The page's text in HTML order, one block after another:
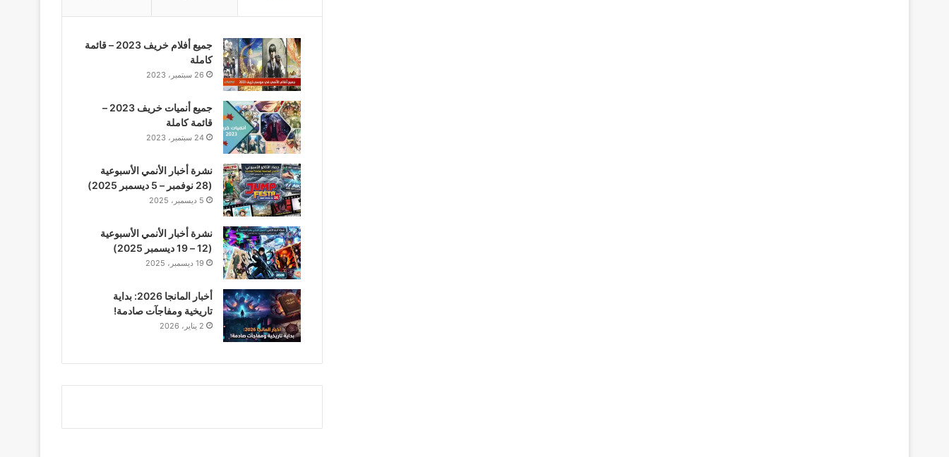
جميع أفلام خريف 2023 – قائمة
كاملة
26 سبتمبر، 2023
جميع أنميات خريف 2023 –
قائمة كاملة
24 سبتمبر، 2023
نشرة أخبار الأنمي الأسبوعية
(28 نوفمبر – 5 ديسمبر 2025)
5 ديسمبر، 2025
نشرة أخبار الأنمي الأسبوعية
(12 – 19 ديسمبر 2025)
19 ديسمبر، 2025
أخبار المانجا 2026: بداية
تاريخية ومفاجآت صادمة!
2 يناير، 2026